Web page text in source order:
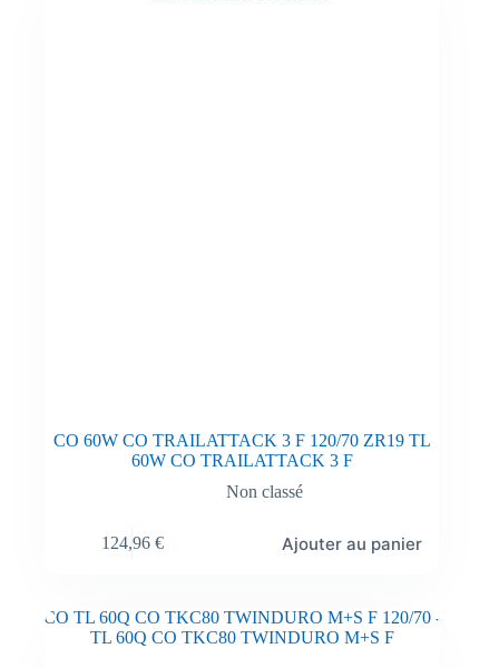
CO 60W CO TRAILATTACK 3 F 120/70 ZR19 TL
60W CO TRAILATTACK 3 F
Non classé
124,96 € Ajouter au panier